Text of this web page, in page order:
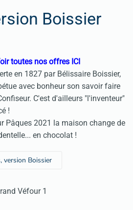
Boissier
toutes nos offres ICI
en 1827 par Bélissaire Boissier,
avec bonheur son savoir faire
C'est d'ailleurs "l'inventeur"
!
Pâques 2021 la maison change de
en chocolat !
version Boissier